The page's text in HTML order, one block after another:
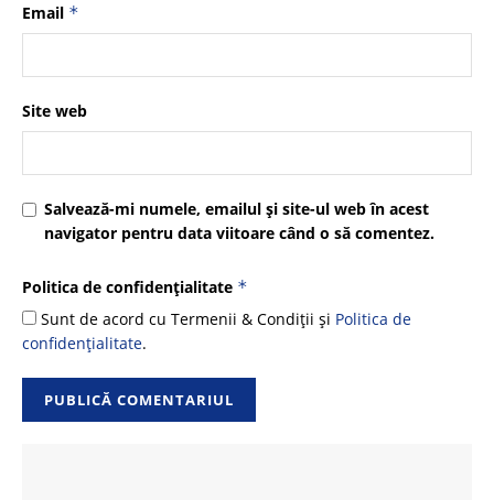
Email *
Site web
Salvează-mi numele, emailul și site-ul web în acest
navigator pentru data viitoare când o să comentez.
Politica de confidențialitate *
Sunt de acord cu Termenii & Condiții și Politica de
confidențialitate.